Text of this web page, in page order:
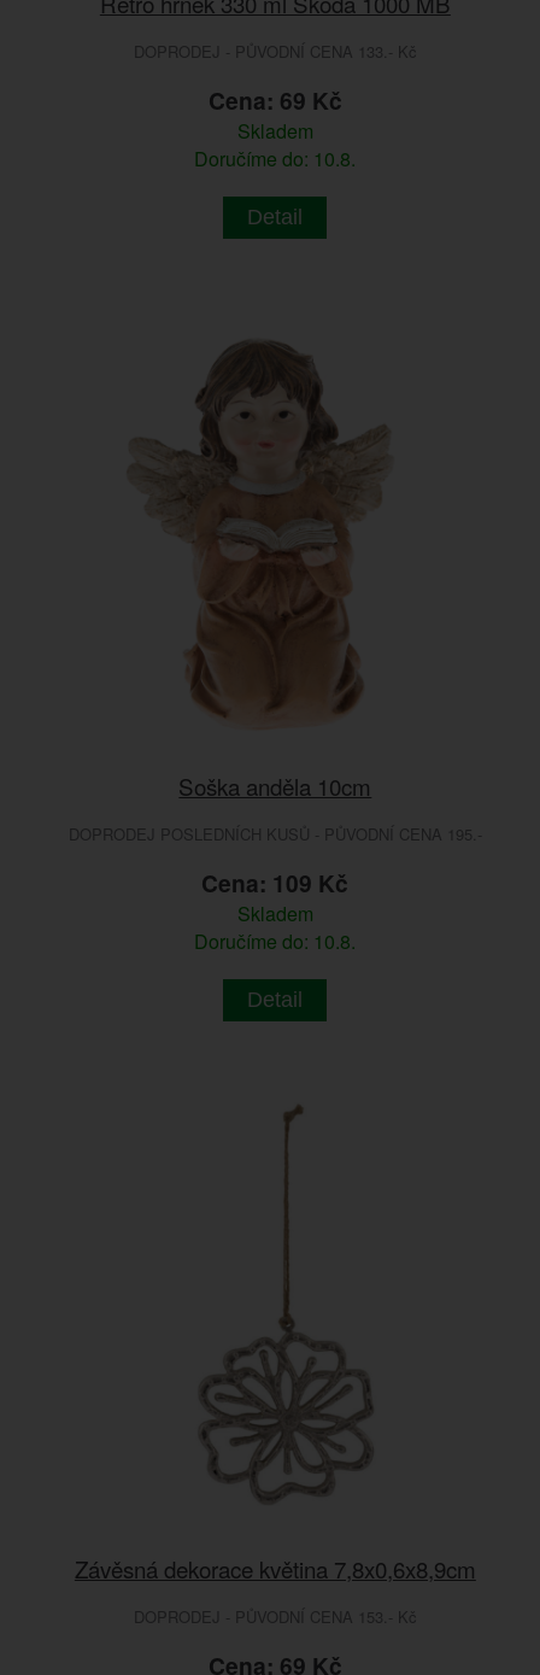
DOPRODEJ - PŮVODNÍ CENA 133.- Kč
Cena: 69 Kč
Skladem
Doručíme do: 10.8.
Detail
Soška anděla 10cm
DOPRODEJ POSLEDNÍCH KUSŮ - PŮVODNÍ CENA 195.-
Cena: 109 Kč
Skladem
Doručíme do: 10.8.
Detail
Závěsná dekorace květina 7,8x0,6x8,9cm
DOPRODEJ - PŮVODNÍ CENA 153.- Kč
Cena: 69 Kč